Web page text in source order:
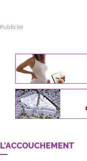
Publicité
L'ACCOUCHEMENT